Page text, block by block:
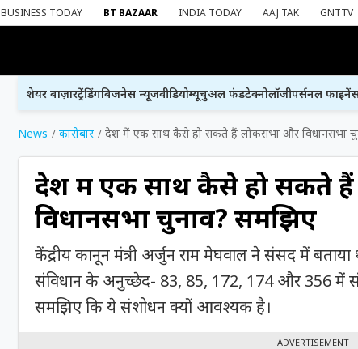
BUSINESS TODAY BT BAZAAR INDIA TODAY AAJ TAK GNTTV
शेयर बाज़ारट्रेंडिंगबिजनेस न्यूजवीडियोम्यूचुअल फंडटेक्नोलॉजीपर्सनल
News कारोबार देश में एक साथ कैसे हो सकते हैं लोकसभा और विधानसभा
देश में एक साथ कैसे हो सकते
विधानसभा चुनाव? समझिए
केंद्रीय कानून मंत्री अर्जुन राम मेघवाल ने संसद में
संविधान के अनुच्छेद- 83, 85, 172, 174 और 356 में
समझिए कि ये संशोधन क्यों आवश्यक है।
ADVERTISEMENT